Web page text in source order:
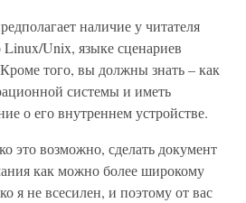
наличие у читателя
Unix, языке сценариев
того, вы должны знать – как
системы и иметь
о его внутреннем устройстве.
это возможно, сделать документ
как можно более широкому
я не всесилен, и поэтому от вас